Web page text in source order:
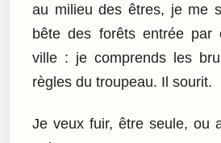
au milieu des êtres, je me
bête des forêts entrée par
ville : je comprends les
règles du troupeau. Il sourit.
Je veux fuir, être seule, ou